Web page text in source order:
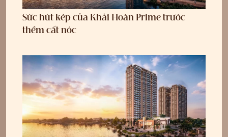
Sức hút kép của Khải Hoàn Prime trước
thềm cất nóc